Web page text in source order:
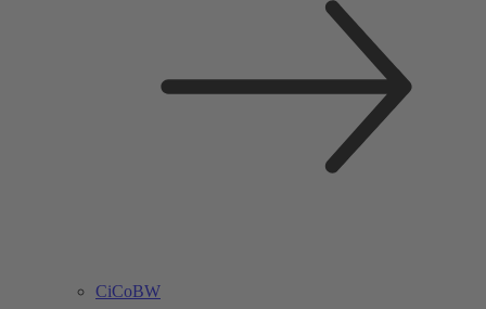
CiCoBW